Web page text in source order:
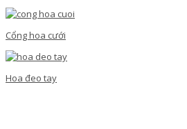
Cổng hoa cưới
Hoa đeo tay